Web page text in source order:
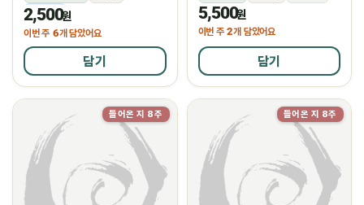
냉동
2,500원
이번 주 6개 담았어요
담기
5,500원
이번 주 2개 담았어요
담기
들어온 지 8주 들어온 지 8주